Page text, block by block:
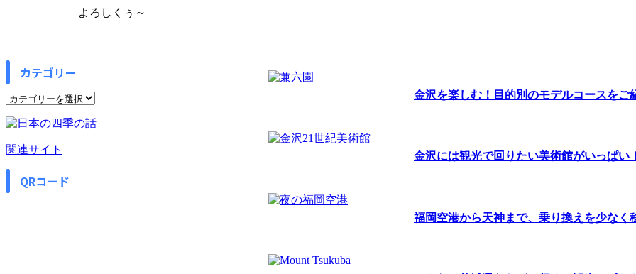
金沢を楽しむ！目的別のモデルコースをご
金沢には観光で回りたい美術館がいっぱい
福岡空港から天神まで、乗り換えを少なく
よろしくぅ～
カテゴリー
カ
ゴ
リ
ー
関連サイト
QRコード